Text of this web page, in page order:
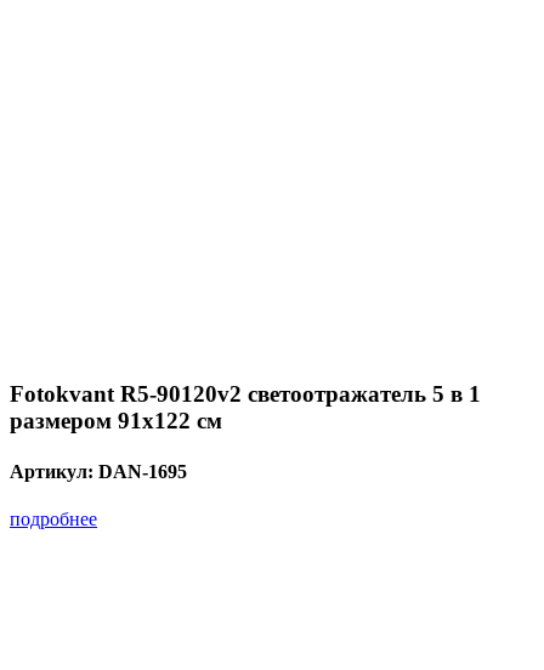
Fotokvant R5-90120v2 светоотражатель 5 в 1
размером 91х122 см
Артикул: DAN-1695
подробнее